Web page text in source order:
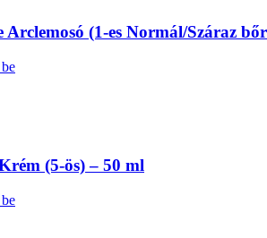
(1-es Normál/Száraz
(5-ös) – 50 ml